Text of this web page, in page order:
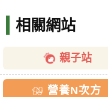
相關網站
親子站
營養N次方